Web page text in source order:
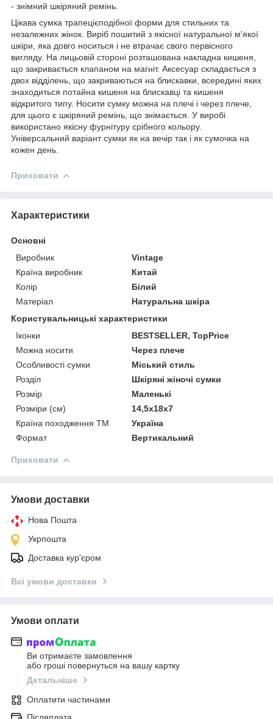
- знімний шкіряний ремінь.
Цікава сумка трапецієподібної форми для стильних та
незалежних жінок. Виріб пошитий з якісної натуральної м'якої
шкіри, яка довго носиться і не втрачає свого первісного
вигляду. На лицьовій стороні розташована накладна кишеня,
що закривається клапаном на магніт. Аксесуар складається з
двох відділень, що закриваються на блискавки, всередині яких
знаходиться потайна кишеня на блискавці та кишеня
відкритого типу. Носити сумку можна на плечі і через плече,
для цього є шкіряний ремінь, що знімається. У виробі
використано якісну фурнітуру срібного кольору.
Універсальний варіант сумки як на вечір так і як сумочка на
кожен день.
Приховати
Характеристики
Основні
Виробник
Vintage
Країна виробник
Китай
Колір
Білий
Матеріал
Натуральна шкіра
Користувальницькі характеристики
Іконки
BESTSELLER, TopPrice
Можна носити
Через плече
Особливості сумки
Міський стиль
Розділ
Шкіряні жіночі сумки
Розмір
Маленькі
Розміри (см)
14,5х18х7
Країна походження ТМ
Україна
Формат
Вертикальний
Приховати
Умови доставки
Нова Пошта
Укрпошта
Доставка кур'єром
Всі умови доставки
Умови оплати
Ви отримаєте замовлення
або гроші повернуться на вашу картку
Детальніше
Оплатити частинами